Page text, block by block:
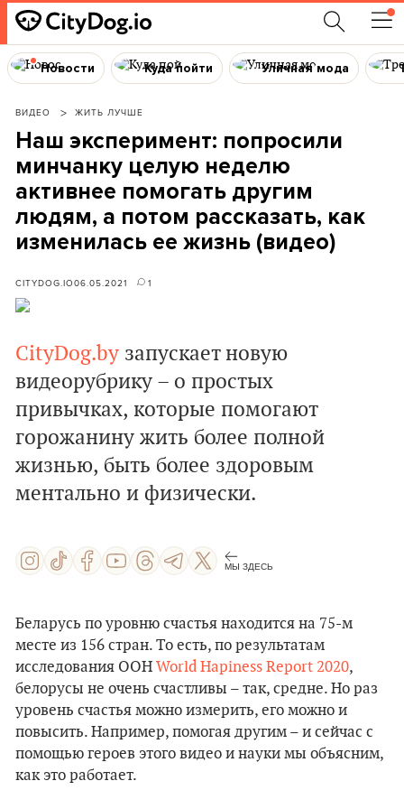
Новости Куда пойти Уличная мода
ВИДЕО ЖИТЬ ЛУЧШЕ
Наш эксперимент: попросили
минчанку целую неделю
активнее помогать другим
людям, а потом рассказать, как
изменилась ее жизнь (видео)
CITYDOG.IO06.05.2021 1
CityDog.by запускает новую
видеорубрику – о простых
привычках, которые помогают
горожанину жить более полной
жизнью, быть более здоровым
ментально и физически.
МЫ ЗДЕСЬ
Беларусь по уровню счастья находится на 75-м
месте из 156 стран. То есть, по результатам
исследования ООН World Hapiness Report 2020,
белорусы не очень счастливы – так, средне. Но раз
уровень счастья можно измерить, его можно и
повысить. Например, помогая другим – и сейчас с
помощью героев этого видео и науки мы объясним,
как это работает.